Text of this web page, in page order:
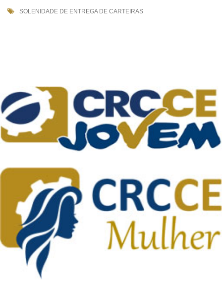
SOLENIDADE DE ENTREGA DE CARTEIRAS